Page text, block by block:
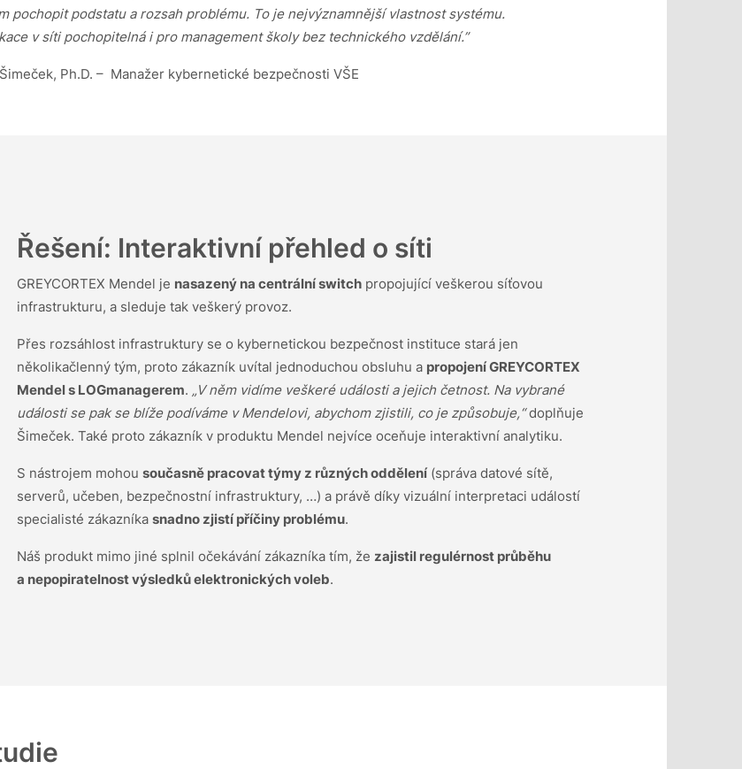
pochopit podstatu a rozsah problému. To je nejvýznamnější vlastnost systému.
v síti pochopitelná i pro management školy bez technického vzdělání.”
Ph.D. – Manažer kybernetické bezpečnosti VŠE
Řešení: Interaktivní přehled o síti
GREYCORTEX Mendel je nasazený na centrální switchpropojující veškerou síťovou
infrastrukturu, a sleduje tak veškerý provoz.
Přes rozsáhlost infrastruktury se o kybernetickou bezpečnost instituce stará jen
několikačlenný tým, proto zákazník uvítal jednoduchou obsluhu a propojení GREYCORTEX
Mendel s LOGmanagerem. „V něm vidíme veškeré události a jejich četnost. Na vybrané
události se pak se blíže podíváme v Mendelovi, abychom zjistili, co je způsobuje,“doplňuje
Šimeček. Také proto zákazník v produktu Mendel nejvíce oceňuje interaktivní analytiku.
S nástrojem mohou současně pracovat týmy z různých oddělení(správa datové sítě,
serverů, učeben, bezpečnostní infrastruktury, …) a právě díky vizuální interpretaci událostí
specialisté zákazníka snadno zjistí příčiny problému.
Náš produkt mimo jiné splnil očekávání zákazníka tím, že zajistil regulérnost průběhu
a nepopiratelnost výsledků elektronických voleb.